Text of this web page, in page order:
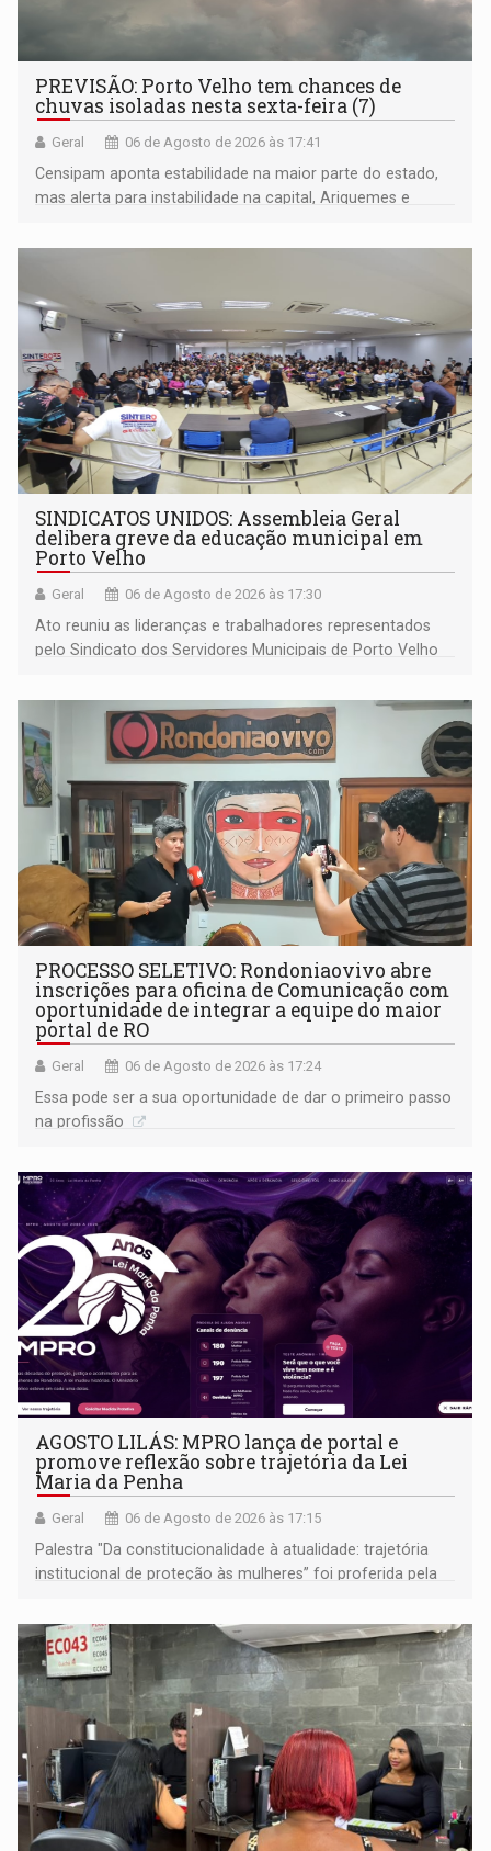
PREVISÃO: Porto Velho tem chances de
chuvas isoladas nesta sexta-feira (7)
Geral 06 de Agosto de 2026 às 17:41
Censipam aponta estabilidade na maior parte do estado,
mas alerta para instabilidade na capital, Ariquemes e
SINDICATOS UNIDOS: Assembleia Geral
delibera greve da educação municipal em
Porto Velho
Geral 06 de Agosto de 2026 às 17:30
Ato reuniu as lideranças e trabalhadores representados
pelo Sindicato dos Servidores Municipais de Porto Velho
PROCESSO SELETIVO: Rondoniaovivo abre
inscrições para oficina de Comunicação com
oportunidade de integrar a equipe do maior
portal de RO
Geral 06 de Agosto de 2026 às 17:24
Essa pode ser a sua oportunidade de dar o primeiro passo
na profissão
AGOSTO LILÁS: MPRO lança de portal e
promove reflexão sobre trajetória da Lei
Maria da Penha
Geral 06 de Agosto de 2026 às 17:15
Palestra "Da constitucionalidade à atualidade: trajetória
institucional de proteção às mulheres” foi proferida pela
Goiás